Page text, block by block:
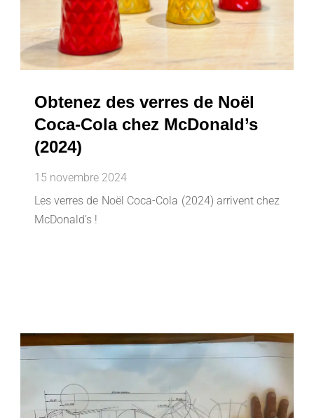
Obtenez des verres de Noël
Coca-Cola chez McDonald’s
(2024)
15 novembre 2024
Les verres de Noël Coca-Cola (2024) arrivent chez
McDonald’s !